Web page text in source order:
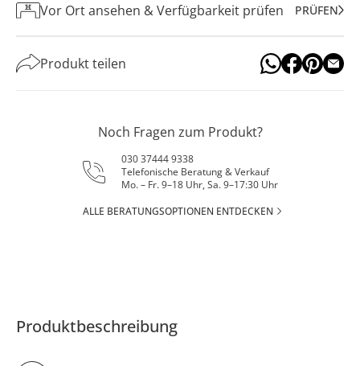
Vor Ort ansehen & Verfügbarkeit prüfen PRÜFEN
Produkt teilen
Noch Fragen zum Produkt?
030 37444 9338
Telefonische Beratung & Verkauf
Mo. – Fr. 9–18 Uhr, Sa. 9–17:30 Uhr
ALLE BERATUNGSOPTIONEN ENTDECKEN
Produktbeschreibung